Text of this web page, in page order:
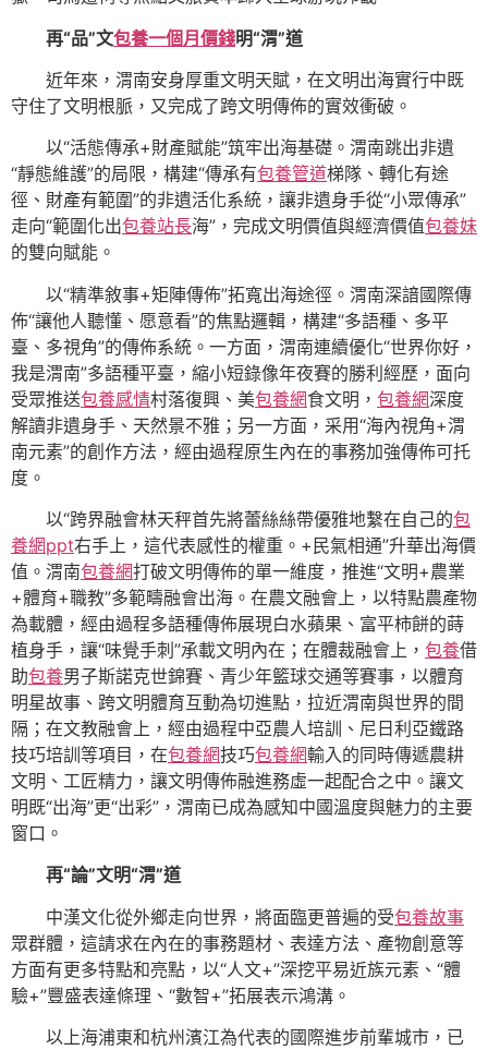
再“品”文包養一個月價錢明“渭”道
近年來，渭南安身厚重文明天賦，在文明出海實行中既
守住了文明根脈，又完成了跨文明傳佈的實效衝破。
以“活態傳承+財產賦能”筑牢出海基礎。渭南跳出非遺
“靜態維護”的局限，構建“傳承有包養管道梯隊、轉化有途
徑、財產有範圍”的非遺活化系統，讓非遺身手從“小眾傳承”
走向“範圍化出包養站長海”，完成文明價值與經濟價值包養妹
的雙向賦能。
以“精準敘事+矩陣傳佈”拓寬出海途徑。渭南深諳國際傳
佈“讓他人聽懂、愿意看”的焦點邏輯，構建“多語種、多平
臺、多視角”的傳佈系統。一方面，渭南連續優化“世界你好，
我是渭南”多語種平臺，縮小短錄像年夜賽的勝利經歷，面向
受眾推送包養感情村落復興、美包養網食文明， 包養網深度
解讀非遺身手、天然景不雅；另一方面，采用“海內視角+渭
南元素”的創作方法，經由過程原生內在的事務加強傳佈可托
度。
以“跨界融會林天秤首先將蕾絲絲帶優雅地繫在自己的包
養網ppt右手上，這代表感性的權重。+民氣相通”升華出海價
值。渭南包養網打破文明傳佈的單一維度，推進“文明+農業
+體育+職教”多範疇融會出海。在農文融會上，以特點農產物
為載體，經由過程多語種傳佈展現白水蘋果、富平柿餅的蒔
植身手，讓“味覺手刺”承載文明內在；在體裁融會上， 包養借
助包養男子斯諾克世錦賽、青少年籃球交通等賽事，以體育
明星故事、跨文明體育互動為切進點，拉近渭南與世界的間
隔；在文教融會上，經由過程中亞農人培訓、尼日利亞鐵路
技巧培訓等項目，在包養網技巧包養網輸入的同時傳遞農耕
文明、工匠精力，讓文明傳佈融進務虛一起配合之中。讓文
明既“出海”更“出彩”，渭南已成為感知中國溫度與魅力的主要
窗口。
再“論”文明“渭”道
中漢文化從外鄉走向世界，將面臨更普遍的受包養故事
眾群體，這請求在內在的事務題材、表達方法、產物創意等
方面有更多特點和亮點，以“人文+”深挖平易近族元素、“體
驗+”豐盛表達條理、“數智+”拓展表示鴻溝。
以上海浦東和杭州濱江為代表的國際進步前輩城市，已